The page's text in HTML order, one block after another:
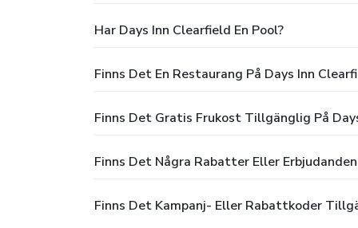
Har Days Inn Clearfield En Pool?
Finns Det En Restaurang På Days Inn
Finns Det Gratis Frukost Tillgänglig På
Finns Det Några Rabatter Eller
Finns Det Kampanj- Eller Rabattkoder